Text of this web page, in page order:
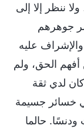
ننظر إلا إلى
جوهرهم
عليه
الحق، ولم
لدي ثقة
خسائر جسيمة
حالما